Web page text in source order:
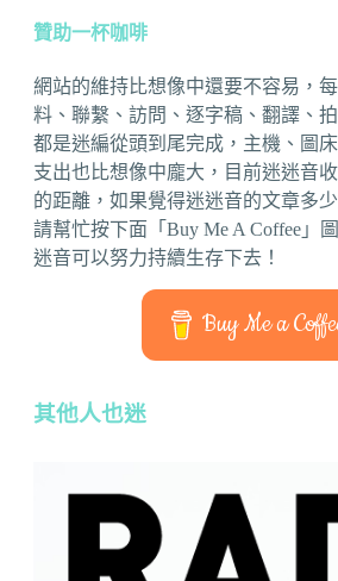
贊助一杯咖啡
網站的維持比想像中還要不容易，
料、聯繫、訪問、逐字稿、翻譯、
都是迷編從頭到尾完成，主機、圖
支出也比想像中龐大，目前迷迷音
的距離，如果覺得迷迷音的文章多
請幫忙按下面「Buy Me A Coffee」
迷音可以努力持續生存下去！
Buy Me a
其他人也迷